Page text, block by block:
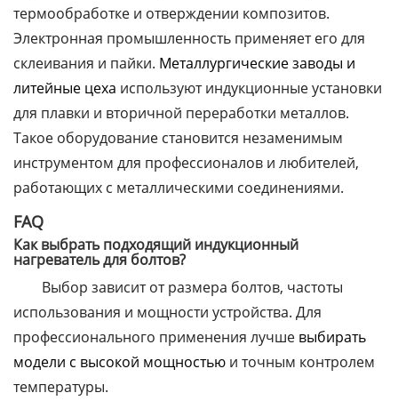
термообработке и отверждении композитов.
Электронная промышленность применяет его для
склеивания и пайки. Металлургические заводы и
литейные цеха используют индукционные установки
для плавки и вторичной переработки металлов.
Такое оборудование становится незаменимым
инструментом для профессионалов и любителей,
работающих с металлическими соединениями.
FAQ
Как выбрать подходящий индукционный
нагреватель для болтов?
Выбор зависит от размера болтов, частоты
использования и мощности устройства. Для
профессионального применения лучше выбирать
модели с высокой мощностью и точным контролем
температуры.